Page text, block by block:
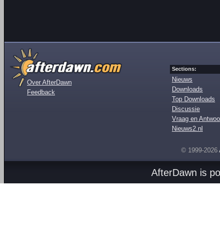
Over AfterDawn
Feedback
Sections:
Nieuws
Downloads
Top Downloads
Discussie
Vraag en
Nieuws2.nl
© 1999-2026
AfterDawn is